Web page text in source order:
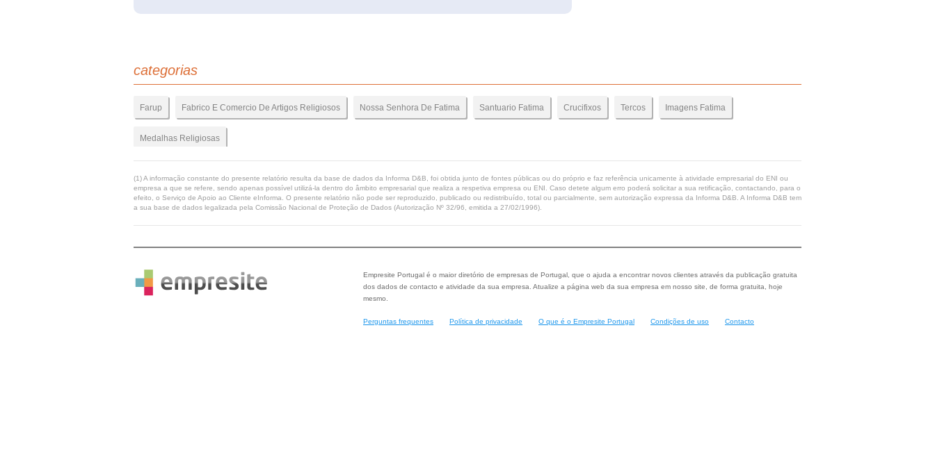
categorias
Farup Fabrico E Comercio De Artigos Religiosos Nossa Senhora De Fatima Santuario Fatima Crucifixos Tercos Imagens Fatima
Medalhas Religiosas
(1) A informação constante do presente relatório resulta da base de dados da Informa D&B, foi obtida junto de fontes públicas ou do próprio e faz referência unicamente à atividade empresarial do ENI ou
empresa a que se refere, sendo apenas possível utilizá-la dentro do âmbito empresarial que realiza a respetiva empresa ou ENI. Caso detete algum erro poderá solicitar a sua retificação, contactando, para o
efeito, o Serviço de Apoio ao Cliente eInforma. O presente relatório não pode ser reproduzido, publicado ou redistribuído, total ou parcialmente, sem autorização expressa da Informa D&B. A Informa D&B tem
a sua base de dados legalizada pela Comissão Nacional de Proteção de Dados (Autorização Nº 32/96, emitida a 27/02/1996).
Empresite Portugal é o maior diretório de empresas de Portugal, que o ajuda a encontrar novos clientes através da publicação gratuita
dos dados de contacto e atividade da sua empresa. Atualize a página web da sua empresa em nosso site, de forma gratuita, hoje
mesmo.
Perguntas frequentes Política de privacidade O que é o Empresite Portugal Condições de uso Contacto